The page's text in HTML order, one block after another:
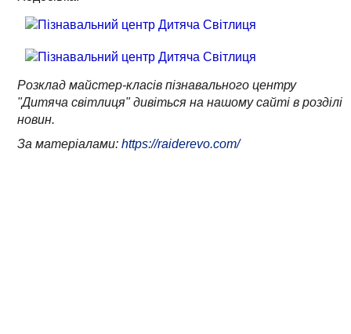
Розклад майстер-класів пізнавального центру
"Дитяча світлиця" дивіться на нашому сайті в розділі
новин.
За матеріалами: https://raiderevo.com/